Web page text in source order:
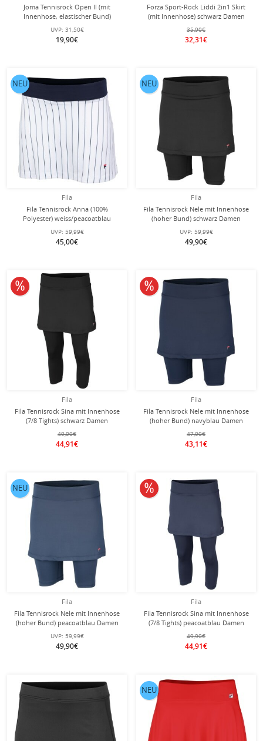
Joma Tennisrock Open II (mit
Innenhose, elastischer Bund)
royalblau Damen
UVP: 31,50€
19,90€
Forza Sport-Rock Liddi 2in1 Skirt
(mit Innenhose) schwarz Damen
35,90€
32,31€
Fila
Fila Tennisrock Anna (100%
Polyester) weiss/peacoatblau
Damen
UVP: 59,99€
45,00€
NEU
Fila
Fila Tennisrock Nele mit Innenhose
(hoher Bund) schwarz Damen
UVP: 59,99€
49,90€
NEU
Fila
Fila Tennisrock Sina mit Innenhose
(7/8 Tights) schwarz Damen
49,90€
44,91€
10% reduziert
Fila
Fila Tennisrock Nele mit Innenhose
(hoher Bund) navyblau Damen
47,90€
43,11€
10% reduziert
Fila
Fila Tennisrock Nele mit Innenhose
(hoher Bund) peacoatblau Damen
UVP: 59,99€
49,90€
NEU
Fila
Fila Tennisrock Sina mit Innenhose
(7/8 Tights) peacoatblau Damen
49,90€
44,91€
10% reduziert
NEU